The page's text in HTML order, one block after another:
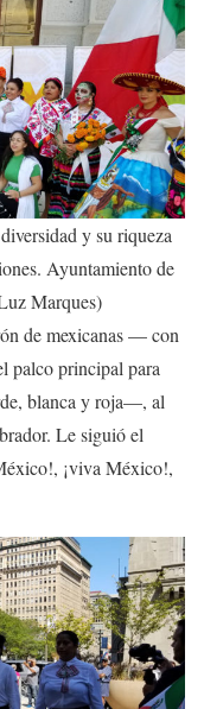
y su riqueza
Ayuntamiento de
Marques)
de mexicanas — con
palco principal para
blanca y roja—, al
Le siguió el
¡viva México!,